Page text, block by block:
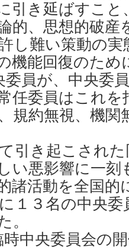
引き延ばすこ
的、思想的破産
し難い策動の
機能回復のため
委員が、中央委
任委員はこれを
規約無視、機関
引き起こされた
い悪影響に一刻
諸活動を全国的
１３名の中央
。
中央委員会の